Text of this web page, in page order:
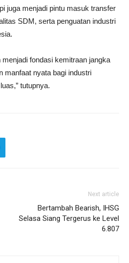
juga menjadi pintu masuk transfer
SDM, serta penguatan industri
menjadi fondasi kemitraan jangka
manfaat nyata bagi industri
tutupnya.
Next article
Bertambah Bearish, IHSG
Selasa Siang Tergerus ke Level
6.807